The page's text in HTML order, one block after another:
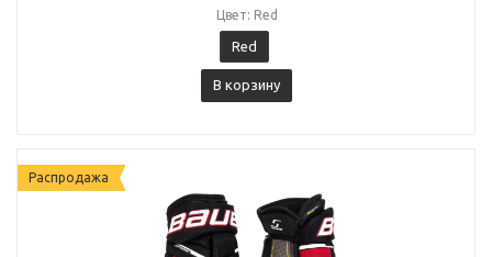
Цвет: Red
Red
В корзину
Распродажа